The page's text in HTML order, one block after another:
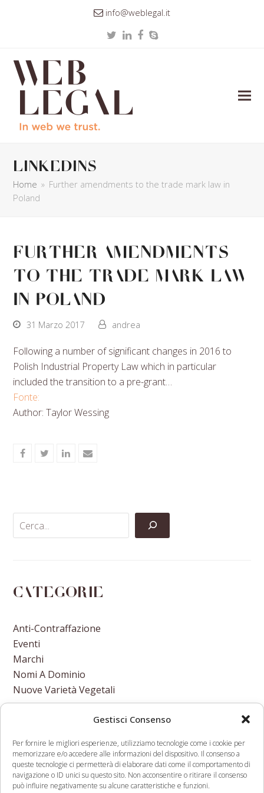
Gestisci Consenso
Per fornire le migliori esperienze, utilizziamo tecnologie come i cookie per
memorizzare e/o accedere alle informazioni del dispositivo. Il consenso a
queste tecnologie ci permetterà di elaborare dati come il comportamento di
navigazione o ID unici su questo sito. Non acconsentire o ritirare il consenso
può influire negativamente su alcune caratteristiche e funzioni.
info@weblegal.it
TwitterLinkedIn
Facebook
Skype
linkedins
Home » Further amendments to the trade mark law in
Poland
Further amendments
to the trade mark law
in Poland
31 Marzo 2017 andrea
Following a number of significant changes in 2016 to
Polish Industrial Property Law which in particular
included the transition to a pre-grant…
Fonte:
Author: Taylor Wessing
ShareShareShareShare
Categorie
Anti-Contraffazione
Eventi
Marchi
Nomi A Dominio
Nuove Varietà Vegetali
31/03/2017-
COMUNICAZIONI
Rapid breeding of
parthenocarpic